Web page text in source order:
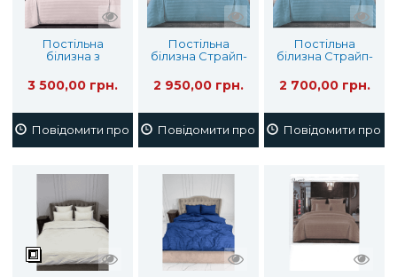
Постільна
білизна з
(сім'я)
3 500,00 грн.
Повідомити про наявність
Постільна
білизна Cтрайп-
2 950,00 грн.
Повідомити про наявність
Постільна
білизна Cтрайп-
Двоспальний
2 700,00 грн.
Повідомити про